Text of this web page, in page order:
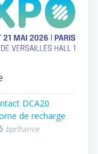
DCA20
de recharge
bprfrance